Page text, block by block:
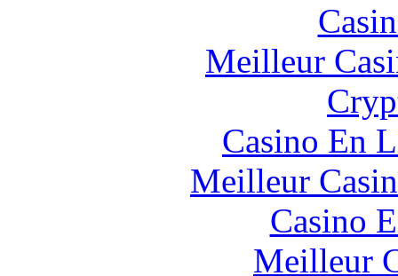
Meilleur
Casino En
Meilleur
Casino
Meilleur